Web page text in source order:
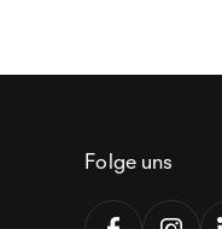
Folge uns